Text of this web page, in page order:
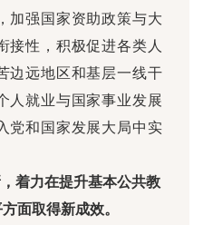
加强国家资助政策与大
接性，积极促进各类人
边远地区和基层一线干
人就业与国家事业发展
党和国家发展大局中实
着力在提升基本公共教
面取得新成效。